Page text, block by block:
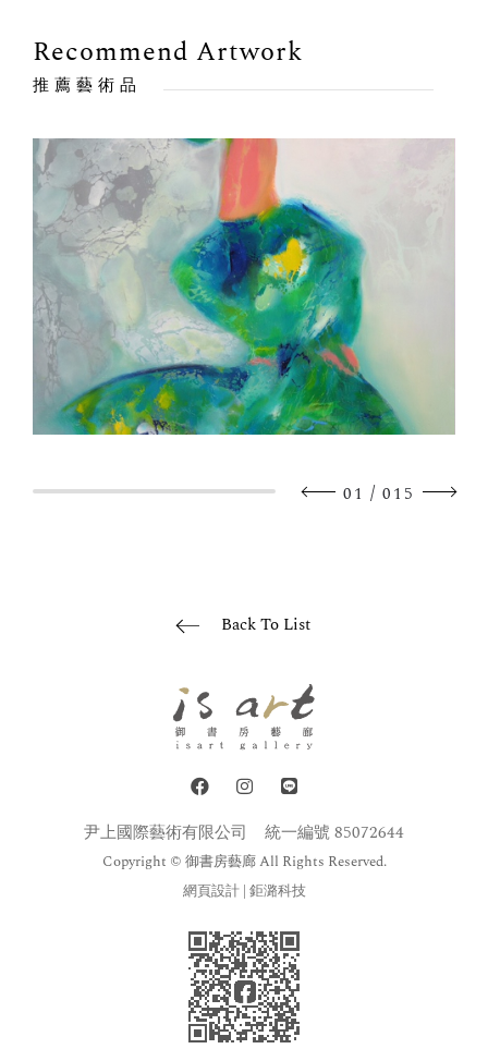
Recommend Artwork
推薦藝術品
01 / 015
Back To List
尹上國際藝術有限公司 統一編號 85072644
Copyright © 御書房藝廊 All Rights Reserved.
網頁設計| 鉅潞科技